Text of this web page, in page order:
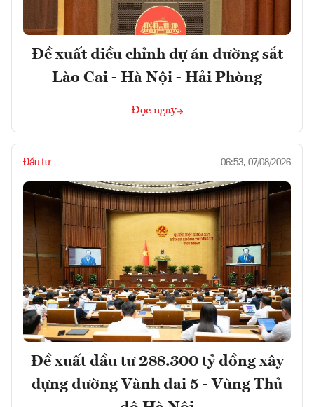
Đề xuất điều chỉnh dự án đường sắt
Lào Cai - Hà Nội - Hải Phòng
Đọc ngay
Đầu tư 06:53, 07/08/2026
Đề xuất đầu tư 288.300 tỷ đồng xây
dựng đường Vành đai 5 - Vùng Thủ